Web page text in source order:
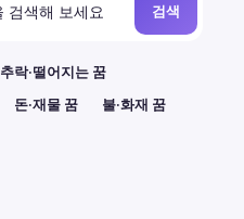
검색
추락·떨어지는 꿈
돈·재물 꿈
불·화재 꿈